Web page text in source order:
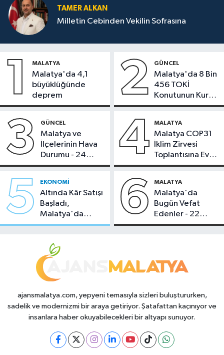
TAMER ALKAN
Milletin Cebinden Vekilin Sofrasına
1 MALATYA
Malatya'da 4,1
büyüklüğünde
deprem
2 GÜNCEL
Malatya'da 8 Bin
456 TOKİ
Konutunun Kurası
Bugün Çekiliyor
3 GÜNCEL
Malatya ve
İlçelerinin Hava
Durumu - 24
Temmuz 2026
4 MALATYA
Malatya COP31
İklim Zirvesi
Toplantısına Ev
Sahipliği Yaptı
5 EKONOMI
Altında Kâr Satışı
Başladı,
Malatya'da
Makas Ne
6 MALATYA
Malatya'da
Bugün Vefat
Edenler - 22
Temmuz 2026
ajansmalatya.com, yepyeni temasıyla sizleri buluştururken,
sadelik ve modernizmi bir araya getiriyor. Şatafattan kaçınıyor ve
insanlara haber okuyabilecekleri bir altyapı sunuyor.